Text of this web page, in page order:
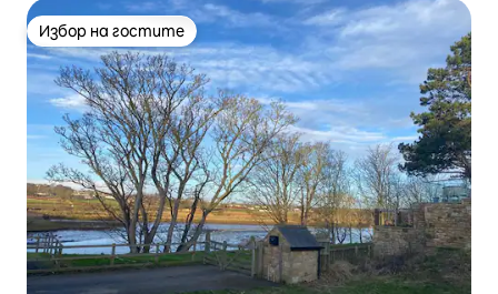
Избор на гостите
Избор на гостите